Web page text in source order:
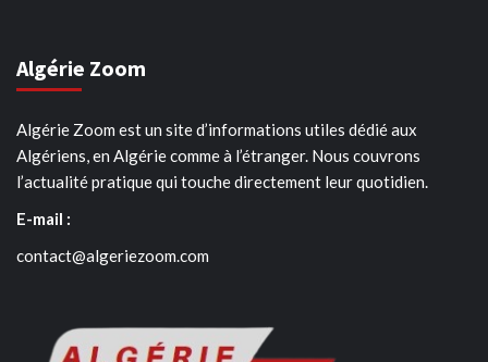
Algérie Zoom
Algérie Zoom est un site d’informations utiles dédié aux
Algériens, en Algérie comme à l’étranger. Nous couvrons
l’actualité pratique qui touche directement leur quotidien.
E-mail :
contact@algeriezoom.com